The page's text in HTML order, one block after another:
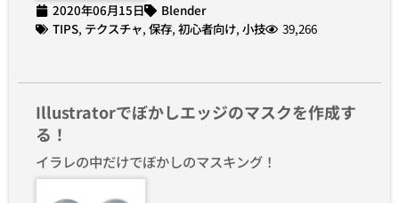
2020年06月15日
Blender
TIPS, テクスチャ, 保存, 初心者向け, 小技 39,266
Illustratorでぼかしエッジのマスクを作成す
る！
イラレの中だけでぼかしのマスキング！